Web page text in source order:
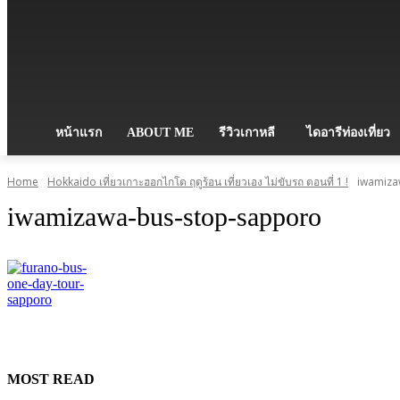
หน้าแรก ABOUT ME รีวิวเกาหลี ไดอารีท่องเที่ยว
Home Hokkaido เที่ยวเกาะฮอกไกโด ฤดูร้อน เที่ยวเอง ไม่ขับรถ ตอนที่ 1 !
iwamizawa-bus-stop-sapporo
MOST READ